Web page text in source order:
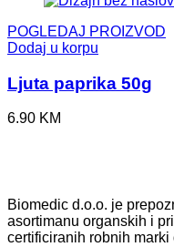
POGLEDAJ PROIZVOD
Dodaj u korpu
Ljuta paprika 50g
6.90 KM
Biomedic d.o.o. je
asortimanu organskih i
certificiranih robnih